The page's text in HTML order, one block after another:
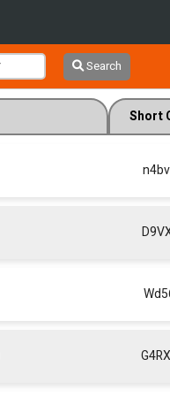
Search
Short